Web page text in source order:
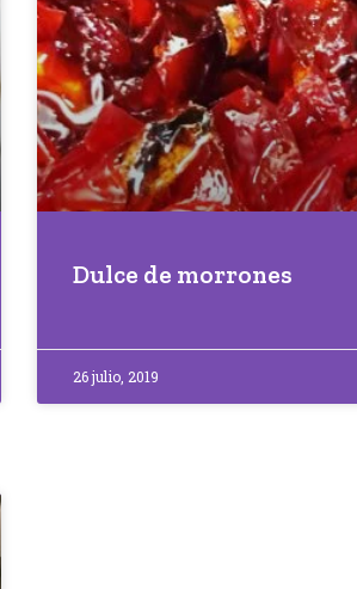
Dulce de morrones
26 julio, 2019